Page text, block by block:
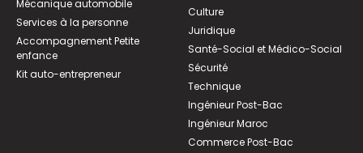
Mécanique automobile
Services à la personne
Accompagnement Petite
enfance
Kit auto-entrepreneur
Culture
Juridique
Santé-Social et Médico-Social
Sécurité
Technique
Ingénieur Post-Bac
Ingénieur Maroc
Commerce Post-Bac